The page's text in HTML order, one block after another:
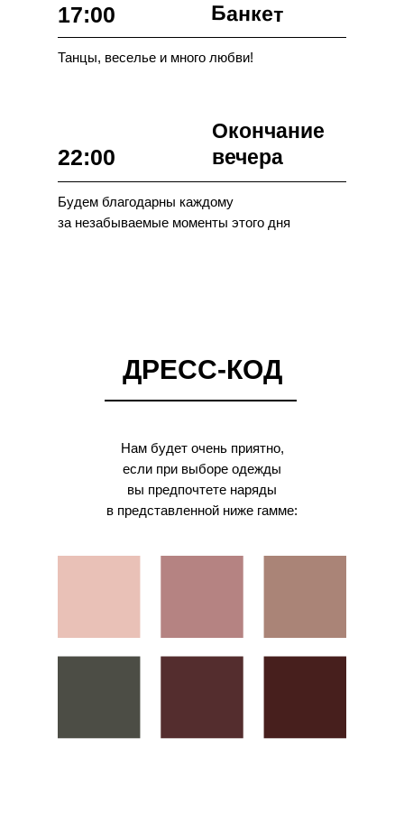
ДРЕСС-КОД
Нам будет очень приятно,
если при выборе одежды
вы предпочтете наряды
в представленной ниже гамме:
Будем благодарны каждому
за незабываемые моменты этого дня
22:00
Окончание
вечера
Танцы, веселье и много любви!
17:00 Банкет